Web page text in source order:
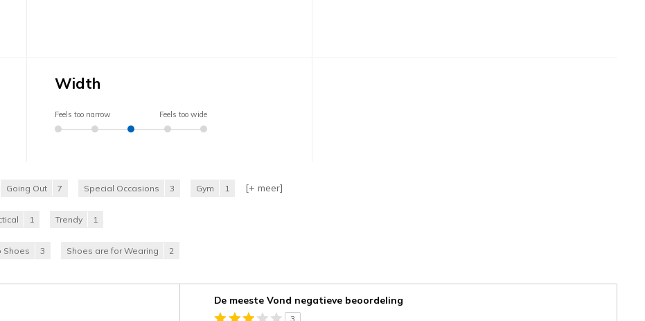
Width
Feels too narrow Feels too wide
Going Out 7 Special Occasions 3 Gym 1 [+ meer]
1 Trendy 1
Shoes 3 Shoes are for Wearing 2
De meeste Vond negatieve beoordeling
3